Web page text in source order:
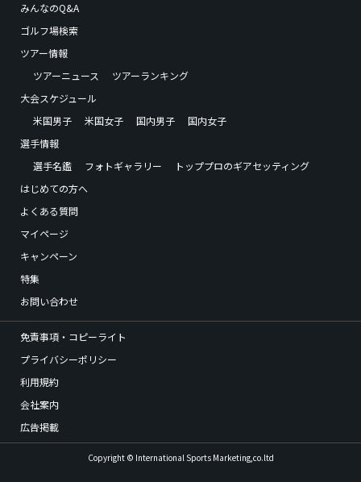
みんなのQ&A
ゴルフ場検索
ツアー情報
ツアーニュース
ツアーランキング
大会スケジュール
米国男子
米国女子 国内男子
国内女子
選手情報
選手名鑑
フォトギャラリー
トッププロのギアセッティング
はじめての方へ
よくある質問
マイページ
キャンペーン
特集
お問い合わせ
免責事項・コピーライト
プライバシーポリシー
利用規約
会社案内
広告掲載
Copyright © International Sports Marketing,co.ltd